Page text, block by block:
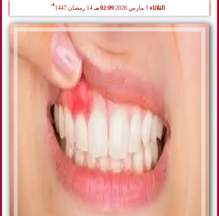
الثلاثاء 3 مارس 2026 02:09 مـ 14 رمضان 1447
هـ